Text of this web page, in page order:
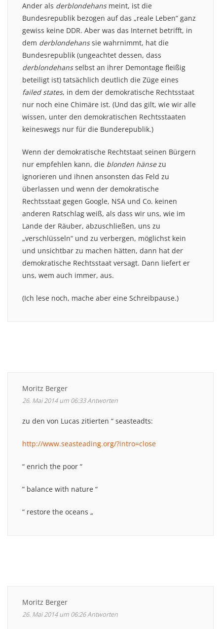
Ander als derblondehansmeint, ist die
Bundesrepublik bezogen auf das „reale Leben“ ganz
gewiss keine DDR. Aber was das Internet betrifft, in
dem derblondehanssie wahrnimmt, hat die
Bundesrepublik (ungeachtet dessen, dass
derblondehansselbst an ihrer Demontage fleißig
beteiligt ist) tatsächlich deutlich die Züge eines
failed states, in dem der demokratische Rechtsstaat
nur noch eine Chimäre ist. (Und das gilt, wie wir alle
wissen, unter den demokratischen Rechtsstaaten
keineswegs nur für die Bunderepublik.)
Wenn der demokratische Rechtstaat seinen Bürgern
nur empfehlen kann, die blonden hänsezu
ignorieren und ihnen ansonsten das Feld zu
überlassen und wenn der demokratische
Rechtsstaat gegen Google, NSA und Co. keinen
anderen Ratschlag weiß, als dass wir uns, wie im
Lande der Räuber, abzuschließen, uns zu
„verschlüsseln“ und zu verbergen, möglichst kein
und unsichtbar zu machen hätten, dann hat der
demokratische Rechtsstaat versagt. Dann liefert er
uns, wem auch immer, aus.
(Ich lese noch, mache aber eine Schreibpause.)
Moritz Berger
26. Mai 2014 um 06:33Antworten
zu den von Lucas zitierten “ seasteadts:
http://www.seasteading.org/?intro=close
“ enrich the poor “
“ balance with nature “
“ restore the oceans „
Moritz Berger
26. Mai 2014 um 06:26Antworten